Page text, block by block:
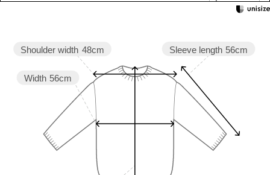
Sleeve length 56cm
Width 56cm
Shoulder width 48cm